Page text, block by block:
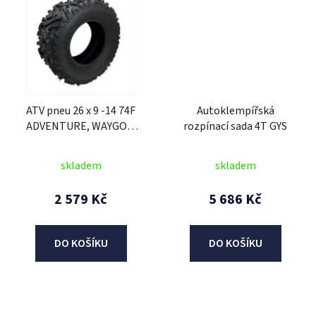
ATV pneu 26 x 9 -14 74F
ADVENTURE, WAYGOM
skladem
2 579 Kč
DO KOŠÍKU
Autoklempířská
rozpínací sada 4T GYS
skladem
5 686 Kč
DO KOŠÍKU